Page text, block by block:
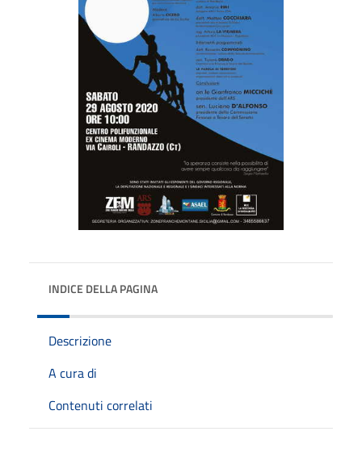
INDICE DELLA PAGINA
Descrizione
A cura di
Contenuti correlati